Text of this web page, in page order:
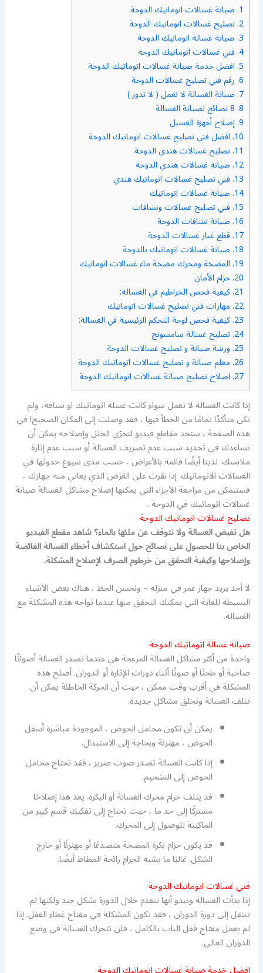
1. صيانة غسالات اتوماتيك الدوحة
2. تصليح غسالات اتوماتيك الدوحة
3. صيانة غسالة اتوماتيك الدوحة
4. فني غسالات اتوماتيك الدوحة
5. افضل خدمة صيانة غسالات اتوماتيك الدوحة
6. رقم فني تصليح غسالات الدوحة
7. صيانة الغسالة لا تعمل ( لا تدور )
8.
9. إصلاح أجهزة الغسيل
10. افضل فني تصليح غسالات اتومانيك الدوحة
11. تصليح غسالات هندي الدوحة
12. صيانة غسالات هندي الدوحة
13. فني تصليح غسالات اتوماتيك هندي
14. صيانة غسالات اتوماتيك
15. فني تصليح غسالات ونشافات
16. صيانة نشافات الدوحة
17. قطع غيار غسالات الدوحة
18. صيانة غسالات اتوماتيك بالدوحة
19. المضخة ومحرك مضخة ماء غسالات اتوماتيك
20. حزام الأمان
21. كيفية فحص الخراطيم في الغسالة:
22. مهارات فني تصليح غسالات اتوماتيك
23. كيفية فحص لوحة التحكم الرئيسية في الغسالة:
24. تصليح غسالة سامسونج
25. ورشة صيانة و تصليح غسالات الدوحة
26. معلم صيانة و تصليح غسالات اتوماتيك الدوحة
27. اصلاح تصليح صيانة غسالات اتوماتيك الدوحة
إذا كانت الغسالة لا تعمل سواء كانت غسلة اتوماتيك او نسافة، ولم
تكن متأكدًا تمامًا من الخطأ فيها ، فقد وصلت إلى المكان الصحيح! في
هذه الصفحة ، ستجد مقاطع فيديو لتحرّي الخلل وإصلاحه يمكن أن
تساعدك في تحديد سبب عدم تصريف الغسالة أو سبب عدم إثارة
ملابسك. لدينا أيضًا قائمة بالأعراض ، حسب مدى شيوع حدوثها في
الغسالات الاتوماتيك. إذا نقرت على العَرَض الذي يعاني منه جهازك ،
فستتمكن من مراجعة الأجزاء التي يمكنها إصلاح مشاكل الغسالة صيانة
غسالات اتوماتيك في الدوحة .
تصليح غسالات اتوماتيك الدوحة
هل تفيض الغسالة ولا تتوقف عن ملئها بالماء؟ شاهد مقطع الفيديو
الخاص بنا للحصول على نصائح حول استكشاف أخطاء الغسالة الفائضة
وإصلاحها وكيفية التحقق من خرطوم الصرف لإصلاح المشكلة.
لا أحد يريد جهاز غمر في منزله – ولحسن الحظ ، هناك بعض الأشياء
البسيطة للغاية التي يمكنك التحقق منها عندما تواجه هذه المشكلة مع
الغسالة.
صيانة غسالة اتوماتيك الدوحة
واحدة من أكثر مشاكل الغسالة المزعجة هي عندما تصدر الغسالة أصواتًا
صاخبة أو طحنًا أو صوتًا أثناء دورات الإثارة أو الدوران. أصلح هذه
المشكلة في أقرب وقت ممكن ، حيث أن الحركة الخاطئة يمكن أن
تتلف الغسالة وتخلق مشاكل جديدة.
يمكن أن تكون محامل الحوض ، الموجودة مباشرة أسفل
الحوض ، مهترئة وبحاجة إلى الاستبدال.
إذا كانت الغسالة تصدر صوت صرير ، فقد تحتاج محامل
الحوض إلى التشحيم.
قد يتلف حزام محرك الغسالة أو البكرة. يعد هذا إصلاحًا
مشتركًا إلى حد ما ، حيث تحتاج إلى تفكيك قسم كبير من
الماكينة للوصول إلى المحرك.
قد يكون حزام بكرة المضخة متصدعًا أو مهترئًا أو خارج
الشكل. غالبًا ما يشبه الحزام رائحة المطاط أيضًا.
فني غسالات اتوماتيك الدوحة
إذا بدأت الغسالة ويبدو أنها تتقدم خلال الدورة بشكل جيد ولكنها لم
تنتقل إلى دورة الدوران ، فقد تكون المشكلة في مفتاح غطاء القفل. إذا
لم يعمل مفتاح قفل الباب بالكامل ، فلن تتحرك الغسالة في وضع
الدوران العالي.